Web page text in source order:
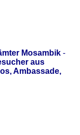
Mosambik -
aus
Ambassade,